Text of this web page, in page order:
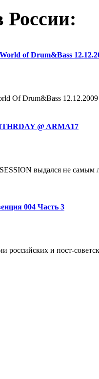
России:
of Drum&Bass
Of Drum&Bass
@ ARMA17
выдался не самым
004 Часть 3
российских и пост-